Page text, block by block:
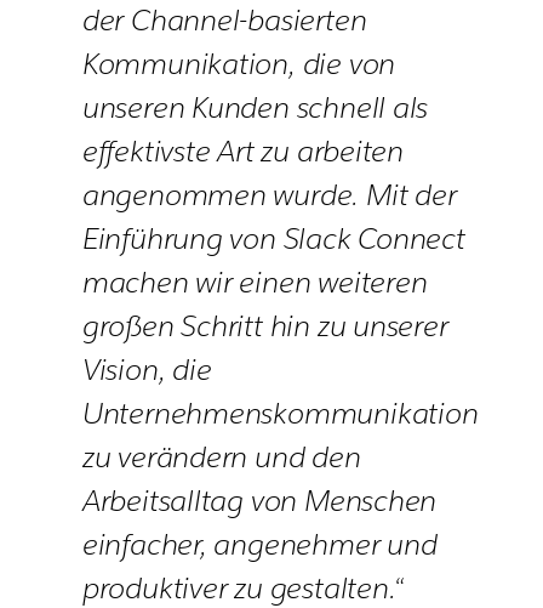
der Channel-basierten
Kommunikation, die von
unseren Kunden schnell als
effektivste Art zu arbeiten
angenommen wurde. Mit der
Einführung von Slack Connect
machen wir einen weiteren
großen Schritt hin zu unserer
Vision, die
Unternehmenskommunikation
zu verändern und den
Arbeitsalltag von Menschen
einfacher, angenehmer und
produktiver zu gestalten.“